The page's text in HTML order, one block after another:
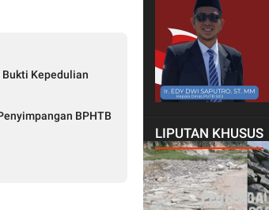
Kepedulian
BPHTB
LIPUTAN KHUSUS